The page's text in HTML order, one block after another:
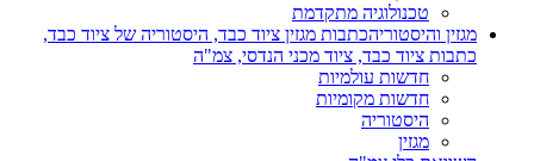
טכנולוגיה מתקדמת
מגזין והיסטוריהכתבות מגזין ציוד כבד, היסטוריה של ציוד כבד,
כתבות ציוד כבד, ציוד מכני הנדסי, צמ"ה
חדשות עולמיות
חדשות מקומיות
היסטוריה
מגזין